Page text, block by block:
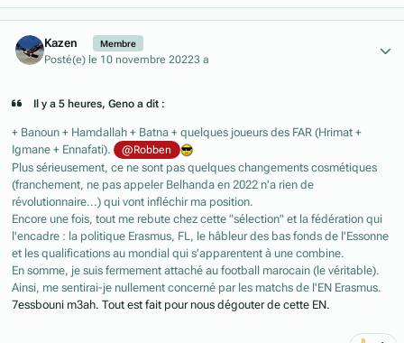
Kazen Membre
Posté(e) le 10 novembre 20223 a
Il y a 5 heures, Geno a dit :
+ Banoun + Hamdallah + Batna + quelques joueurs des FAR (Hrimat +
Igmane + Ennafati).
@Robben
Plus sérieusement, ce ne sont pas quelques changements cosmétiques
(franchement, ne pas appeler Belhanda en 2022 n'a rien de
révolutionnaire...) qui vont infléchir ma position.
Encore une fois, tout me rebute chez cette "sélection" et la fédération qui
l'encadre : la politique Erasmus, FL, le hâbleur des bas fonds de l'Essonne
et les qualifications au mondial qui s'apparentent à une combine.
En somme, je suis fermement attaché au football marocain (le véritable).
Ainsi, me sentirai-je nullement concerné par les matchs de l'EN Erasmus.
7essbouni m3ah. Tout est fait pour nous dégouter de cette EN.